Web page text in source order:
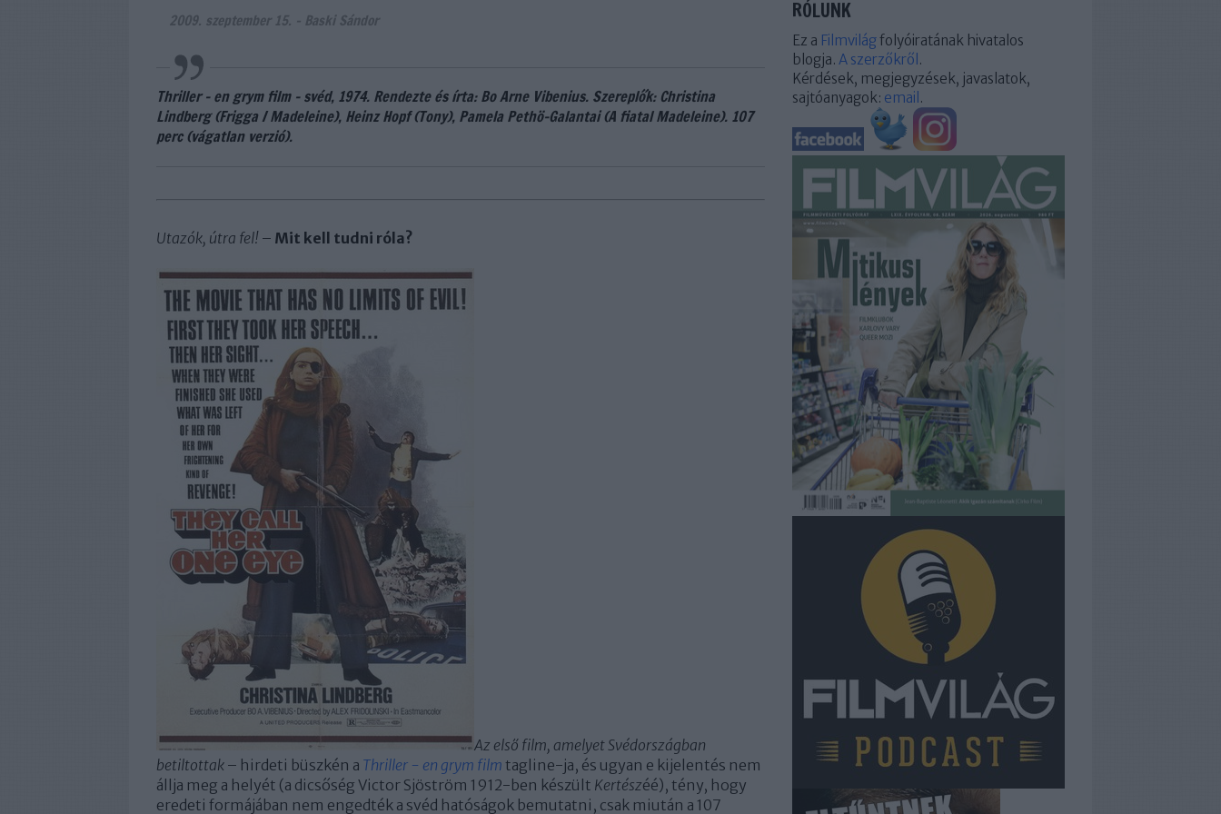
2009. szeptember 15. - Baski Sándor
Thriller - en grym film-svéd, 1974. Rendezte és írta: Bo Arne Vibenius. Szereplők: Christina
Lindberg (Frigga / Madeleine), Heinz Hopf (Tony), Pamela Pethö-Galantai (A fiatal Madeleine). 107
perc (vágatlan verzió).
Utazók, útra fel! – Mit kell tudni róla?
Az első film, amelyet Svédországban
betiltottak – hirdeti büszkén a Thriller - en grym film tagline-ja, és ugyan e kijelentés nem
állja meg a helyét (a dicsőség Victor Sjöström 1912-ben készült Kertészéé), tény, hogy
eredeti formájában nem engedték a svéd hatóságok bemutatni, csak miután a 107
RÓLUNK
Ez a Filmvilágfolyóiratának hivatalos
blogja. A szerzőkről .
Kérdések, megjegyzések, javaslatok,
sajtóanyagok: email .